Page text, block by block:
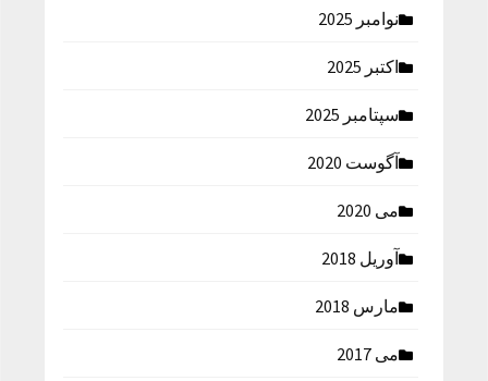
نوامبر 2025
اکتبر 2025
سپتامبر 2025
آگوست 2020
می 2020
آوریل 2018
مارس 2018
می 2017